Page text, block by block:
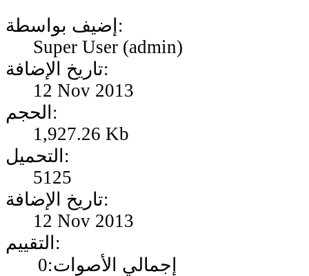
إضيف بواسطة:
Super User (admin)
تاريخ الإضافة:
12 Nov 2013
الحجم:
1,927.26 Kb
التحميل:
5125
تاريخ الإضافة:
12 Nov 2013
التقييم:
إجمالي الأصوات:0